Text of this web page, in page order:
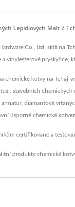
Lepidlových Malt Z
Co., Ltd. sídlí na
a vinylesterové pryskyřice,
chemické kotvy na
stavebních
armatur, diamantově
úsporné chemické
certifikované a
produkty chemické